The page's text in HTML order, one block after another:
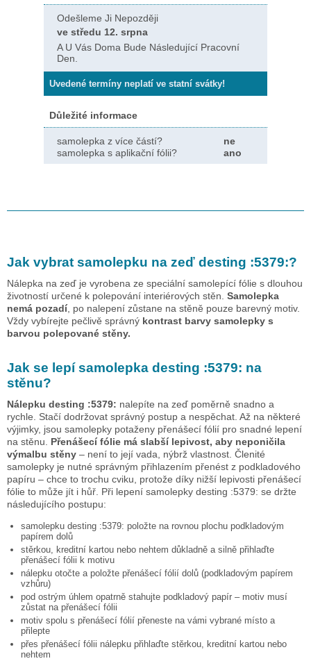
Odešleme Ji Nepozději
ve středu 12. srpna
A U Vás Doma Bude Následující Pracovní
Den.
Uvedené termíny neplatí ve statní svátky!
Důležité informace
samolepka z více částí?
ne
samolepka s aplikační fólii?
ano
Jak vybrat samolepku na zeď desting :5379:?
Nálepka na zeď je vyrobena ze speciální samolepící fólie s dlouhou
životností určené k polepování interiérových stěn. Samolepka
nemá pozadí, po nalepení zůstane na stěně pouze barevný motiv.
Vždy vybírejte pečlivě správný kontrast barvy samolepky s
barvou polepované stěny.
Jak se lepí samolepka desting :5379: na
stěnu?
Nálepku desting :5379: nalepíte na zeď poměrně snadno a
rychle. Stačí dodržovat správný postup a nespěchat. Až na některé
výjimky, jsou samolepky potaženy přenášecí fólií pro snadné lepení
na stěnu. Přenášecí fólie má slabší lepivost, aby neponičila
výmalbu stěny – není to její vada, nýbrž vlastnost. Členité
samolepky je nutné správným přihlazením přenést z podkladového
papíru – chce to trochu cviku, protože díky nižší lepivosti přenášecí
fólie to může jít i hůř. Při lepení samolepky desting :5379: se držte
následujícího postupu:
samolepku desting :5379: položte na rovnou plochu podkladovým
papírem dolů
stěrkou, kreditní kartou nebo nehtem důkladně a silně přihlaďte
přenášecí fólii k motivu
nálepku otočte a položte přenášecí fólií dolů (podkladovým papírem
vzhůru)
pod ostrým úhlem opatrně stahujte podkladový papír – motiv musí
zůstat na přenášecí fólii
motiv spolu s přenášecí fólií přeneste na vámi vybrané místo a
přilepte
přes přenášecí fólii nálepku přihlaďte stěrkou, kreditní kartou nebo
nehtem